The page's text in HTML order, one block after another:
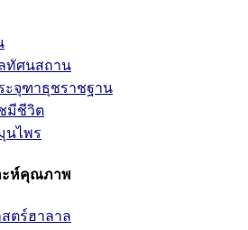
ศนสถาน
จุฑาธุชราชฐาน
มีชีวิต
ไพร
ะห์คุณภาพ
ตร์ฮาลาล